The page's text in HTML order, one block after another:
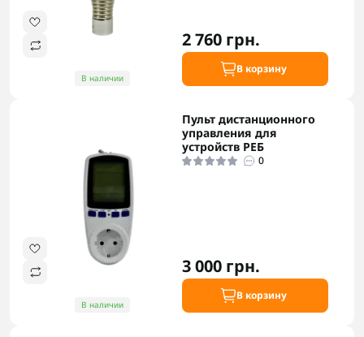
В наличии
2 760 грн.
В корзину
В наличии
Пульт дистанционного
управления для
устройств РЕБ
0
3 000 грн.
В корзину